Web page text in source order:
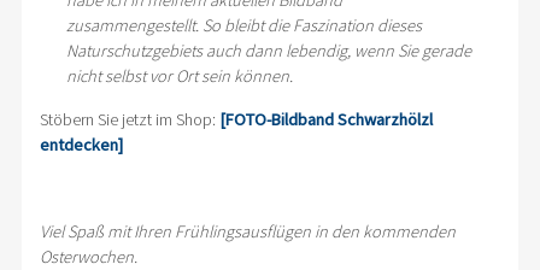
zusammengestellt. So bleibt die Faszination dieses
Naturschutzgebiets auch dann lebendig, wenn Sie gerade
nicht selbst vor Ort sein können.
Stöbern Sie jetzt im Shop: [FOTO-Bildband Schwarzhölzl
entdecken]
Viel Spaß mit Ihren Frühlingsausflügen in den kommenden
Osterwochen.